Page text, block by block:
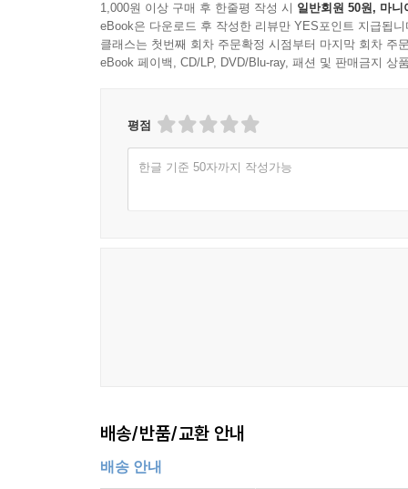
옵저버 패턴이란?
옵저버 패턴은 언제 사용하면 좋을까?
모델-뷰-컨트롤러에 옵저버 패턴 사용하기
PART V 추상 컬렉션
코코아 터치 프레임워크의 이터레이터 사용하기
그림의 꼭짓점을 순환 처리하기
요약
1,000원 이상 구매 후 한줄평 작성 시 일반회원 50원, 마니
eBook은 다운로드 후 작성한 리뷰만 YES포인트 지급됩니
클래스는 첫번째 회차 주문확정 시점부터 마지막 회차 주
eBook 페이백, CD/LP, DVD/Blu-ray, 패션 및 판매금지 상
평점
한글 기준 50자까지 작성가능
배송/반품/교환 안내
배송 안내